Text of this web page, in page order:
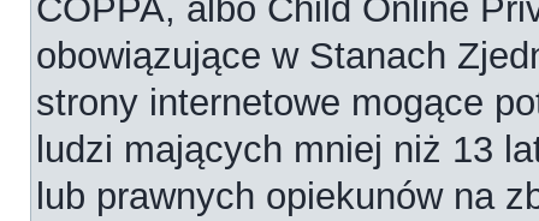
COPPA, albo Child Online
obowiązujące w Stanach
strony internetowe mogące
ludzi mających mniej niż 13
lub prawnych opiekunów na